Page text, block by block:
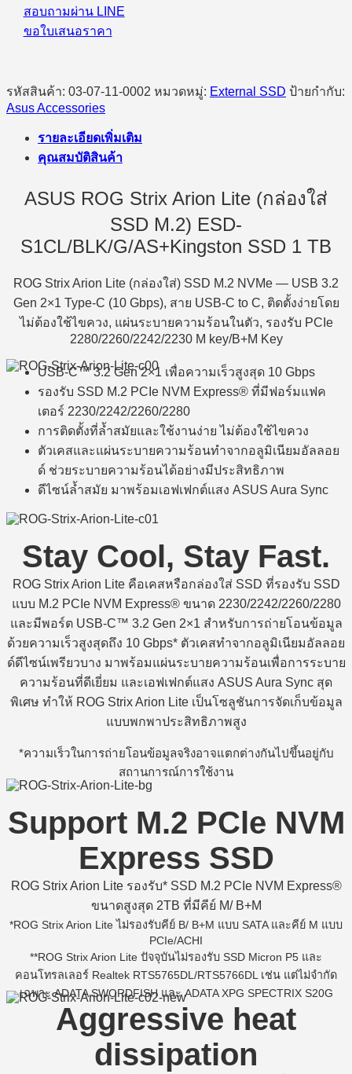
สอบถามผ่าน LINE
ขอใบเสนอราคา
รหัสสินค้า: 03-07-11-0002 หมวดหมู่: External SSD ป้ายกำกับ:
Asus Accessories
รายละเอียดเพิ่มเติม
คุณสมบัติสินค้า
ASUS ROG Strix Arion Lite (กล่องใส่
SSD M.2) ESD-
S1CL/BLK/G/AS+Kingston SSD 1 TB
ROG Strix Arion Lite (กล่องใส่) SSD M.2 NVMe — USB 3.2
Gen 2×1 Type-C (10 Gbps), สาย USB-C to C, ติดตั้งง่ายโดย
ไม่ต้องใช้ไขควง, แผ่นระบายความร้อนในตัว, รองรับ PCIe
2280/2260/2242/2230 M key/B+M Key
USB-C™ 3.2 Gen 2×1 เพื่อความเร็วสูงสุด 10 Gbps
รองรับ SSD M.2 PCIe NVM Express® ที่มีฟอร์มแฟค
เตอร์ 2230/2242/2260/2280
การติดตั้งที่ล้ำสมัยและใช้งานง่าย ไม่ต้องใช้ไขควง
ตัวเคสและแผ่นระบายความร้อนทำจากอลูมิเนียมอัลลอย
ด์ ช่วยระบายความร้อนได้อย่างมีประสิทธิภาพ
ดีไซน์ล้ำสมัย มาพร้อมเอฟเฟกต์แสง ASUS Aura Sync
Stay Cool, Stay Fast.
ROG Strix Arion Lite คือเคสหรือกล่องใส่ SSD ที่รองรับ SSD
แบบ M.2 PCIe NVM Express® ขนาด 2230/2242/2260/2280
และมีพอร์ต USB-C™ 3.2 Gen 2×1 สำหรับการถ่ายโอนข้อมูล
ด้วยความเร็วสูงสุดถึง 10 Gbps* ตัวเคสทำจากอลูมิเนียมอัลลอย
ด์ดีไซน์เพรียวบาง มาพร้อมแผ่นระบายความร้อนเพื่อการระบาย
ความร้อนที่ดีเยี่ยม และเอฟเฟกต์แสง ASUS Aura Sync สุด
พิเศษ ทำให้ ROG Strix Arion Lite เป็นโซลูชันการจัดเก็บข้อมูล
แบบพกพาประสิทธิภาพสูง
*ความเร็วในการถ่ายโอนข้อมูลจริงอาจแตกต่างกันไปขึ้นอยู่กับ
สถานการณ์การใช้งาน
Support M.2 PCle NVM
Express SSD
ROG Strix Arion Lite รองรับ* SSD M.2 PCIe NVM Express®
ขนาดสูงสุด 2TB ที่มีคีย์ M/ B+M
*ROG Strix Arion Lite ไม่รองรับคีย์ B/ B+M แบบ SATA และคีย์ M แบบ
PCIe/ACHI
**ROG Strix Arion Lite ปัจจุบันไม่รองรับ SSD Micron P5 และ
คอนโทรลเลอร์ Realtek RTS5765DL/RTS5766DL เช่น แต่ไม่จำกัด
เฉพาะ ADATA SWORDFISH และ ADATA XPG SPECTRIX S20G
Aggressive heat
dissipation